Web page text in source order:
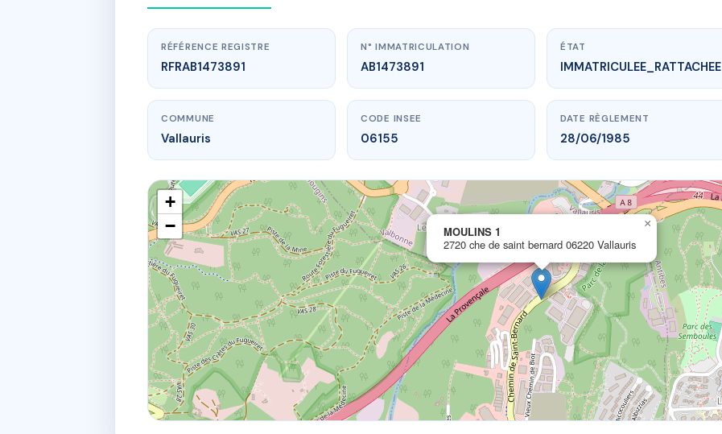
www.vme.plus/AB1473891
MOULINS 1
2720 che de saint bernard06220 Vallauris
RÉFÉRENCE REGISTRE
RFRAB1473891
N° IMMATRICULATION
AB1473891
ÉTAT
IMMATRICULEE_RATTACHEE
COMMUNE
Vallauris
CODE INSEE
06155
DATE RÈGLEMENT
28/06/1985
MOULINS 1
2720 che de saint bernard 06220 Vallauris
×
+
−